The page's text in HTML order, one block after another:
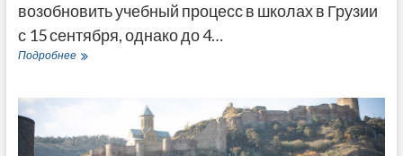
возобновить учебный процесс в школах в Грузии
с 15 сентября, однако до 4…
ПодробнееМинистр
вернутся
к